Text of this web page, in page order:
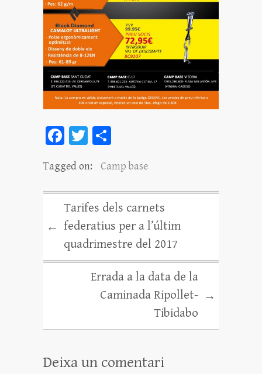
Fa
bo
ok
T
tt
er
m
pa
rt
ei
x
Tagged on: Camp base
←
Tarifes dels carnets
federatius per a l’últim
quadrimestre del 2017
Errada a la data de la
Caminada Ripollet-
Tibidabo
→
Deixa un comentari